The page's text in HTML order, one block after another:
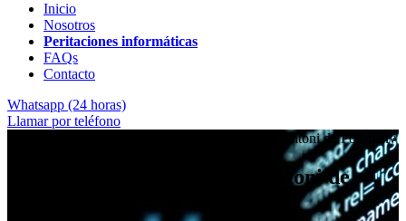
Inicio
Nosotros
Peritaciones informáticas
FAQs
Contacto
Whatsapp (24 horas)
Llamar por teléfono
Sant Antoni de Portmany
Perito informático en Sant Antoni de